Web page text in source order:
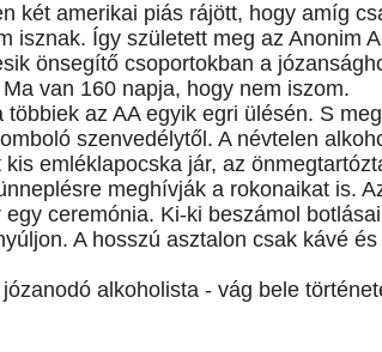
két amerikai piás rájött, hogy amíg
isznak. Így született meg az Anonim
önsegítő csoportokban a
van 160 napja, hogy nem iszom.
az AA egyik egri ülésén. S
szenvedélytől. A névtelen
emléklapocska jár, az
meghívják a rokonaikat is.
ceremónia. Ki-ki beszámol
A hosszú asztalon csak kávé
alkoholista - vág bele